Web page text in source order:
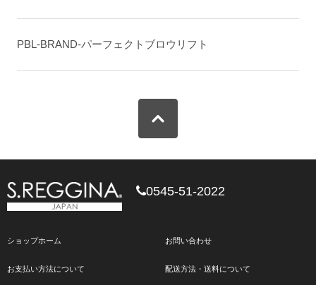
PBL-BRAND-パーフェクトブロウリフト
0545-51-2022
ショップホーム お問い合わせ
お支払い方法について 配送方法・送料について